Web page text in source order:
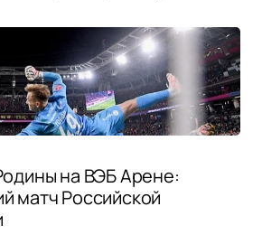
на ВЭБ Арене:
матч Российской